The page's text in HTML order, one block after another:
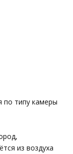
по типу камеры
из воздуха